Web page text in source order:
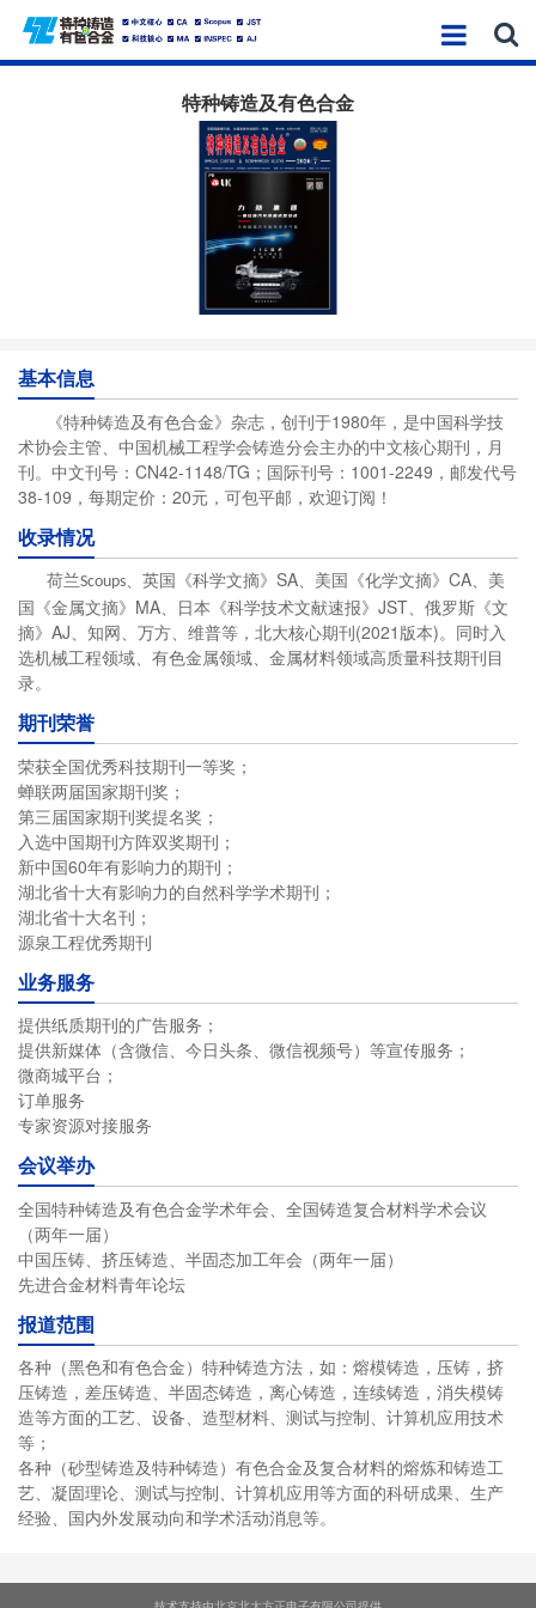
特种铸造及有色合金
基本信息
《特种铸造及有色合金》杂志，创刊于1980年，是中国科学技
术协会主管、中国机械工程学会铸造分会主办的中文核心期刊，月
刊。中文刊号：CN42-1148/TG；国际刊号：1001-2249，邮发代号
38-109，每期定价：20元，可包平邮，欢迎订阅！
收录情况
荷兰Scoups、 英国《科学文摘》SA、美国《化学文摘》CA、美
国《金属文摘》MA、日本《科学技术文献速报》JST、俄罗斯《文
摘》AJ、知网、万方、维普等，北大核心期刊(2021版本)。同时入
选机械工程领域、有色金属领域、金属材料领域高质量科技期刊目
录。
期刊荣誉
荣获全国优秀科技期刊一等奖；
蝉联两届国家期刊奖；
第三届国家期刊奖提名奖；
入选中国期刊方阵双奖期刊；
新中国60年有影响力的期刊；
湖北省十大有影响力的自然科学学术期刊；
湖北省十大名刊；
源泉工程优秀期刊
业务服务
提供纸质期刊的广告服务；
提供新媒体（含微信、今日头条、微信视频号）等宣传服务；
微商城平台；
订单服务
专家资源对接服务
会议举办
全国特种铸造及有色合金学术年会、全国铸造复合材料学术会议
（两年一届）
中国压铸、挤压铸造、半固态加工年会（两年一届）
先进合金材料青年论坛
报道范围
各种（黑色和有色合金）特种铸造方法，如：熔模铸造，压铸，挤
压铸造，差压铸造、半固态铸造，离心铸造，连续铸造，消失模铸
造等方面的工艺、设备、造型材料、测试与控制、计算机应用技术
等；
各种（砂型铸造及特种铸造）有色合金及复合材料的熔炼和铸造工
艺、凝固理论、测试与控制、计算机应用等方面的科研成果、生产
经验、国内外发展动向和学术活动消息等。